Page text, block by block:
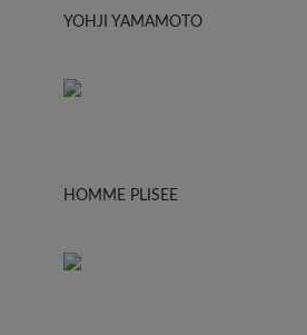
YOHJI YAMAMOTO
HOMME PLISEE